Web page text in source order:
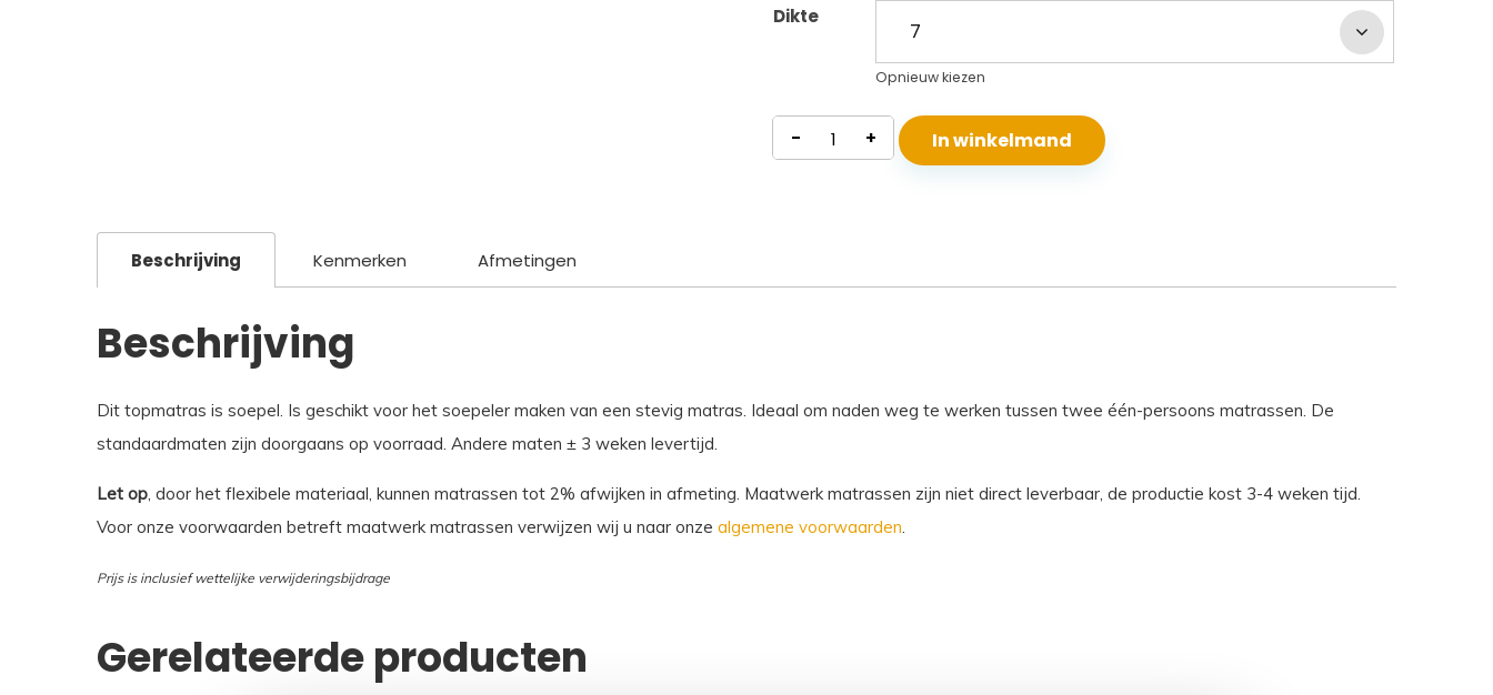
Dikte
Opnieuw kiezen
Koudschuim
- + In winkelmand
Beschrijving Kenmerken Afmetingen
Beschrijving
Dit topmatras is soepel. Is geschikt voor het soepeler maken van een stevig matras. Ideaal om naden weg te werken tussen twee één-persoons matrassen. De
standaardmaten zijn doorgaans op voorraad. Andere maten ± 3 weken levertijd.
Let op, door het flexibele materiaal, kunnen matrassen tot 2% afwijken in afmeting. Maatwerk matrassen zijn niet direct leverbaar, de productie kost 3-4 weken tijd.
Voor onze voorwaarden betreft maatwerk matrassen verwijzen wij u naar onze algemene voorwaarden.
Prijs is inclusief wettelijke verwijderingsbijdrage
Gerelateerde producten